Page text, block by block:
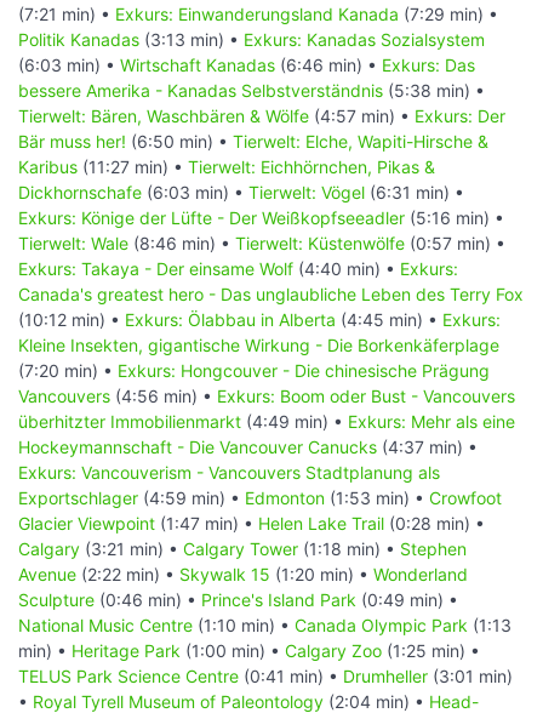
(7:21 min) • Exkurs: Einwanderungsland Kanada (7:29 min) •
Politik Kanadas (3:13 min) • Exkurs: Kanadas Sozialsystem
(6:03 min) • Wirtschaft Kanadas (6:46 min) • Exkurs: Das
bessere Amerika - Kanadas Selbstverständnis (5:38 min) •
Tierwelt: Bären, Waschbären & Wölfe (4:57 min) • Exkurs: Der
Bär muss her! (6:50 min) • Tierwelt: Elche, Wapiti-Hirsche &
Karibus (11:27 min) • Tierwelt: Eichhörnchen, Pikas &
Dickhornschafe (6:03 min) • Tierwelt: Vögel (6:31 min) •
Exkurs: Könige der Lüfte - Der Weißkopfseeadler (5:16 min) •
Tierwelt: Wale (8:46 min) • Tierwelt: Küstenwölfe (0:57 min) •
Exkurs: Takaya - Der einsame Wolf (4:40 min) • Exkurs:
Canada's greatest hero - Das unglaubliche Leben des Terry Fox
(10:12 min) • Exkurs: Ölabbau in Alberta (4:45 min) • Exkurs:
Kleine Insekten, gigantische Wirkung - Die Borkenkäferplage
(7:20 min) • Exkurs: Hongcouver - Die chinesische Prägung
Vancouvers (4:56 min) • Exkurs: Boom oder Bust - Vancouvers
überhitzter Immobilienmarkt (4:49 min) • Exkurs: Mehr als eine
Hockeymannschaft - Die Vancouver Canucks (4:37 min) •
Exkurs: Vancouverism - Vancouvers Stadtplanung als
Exportschlager (4:59 min) • Edmonton (1:53 min) • Crowfoot
Glacier Viewpoint (1:47 min) • Helen Lake Trail (0:28 min) •
Calgary (3:21 min) • Calgary Tower (1:18 min) • Stephen
Avenue (2:22 min) • Skywalk 15 (1:20 min) • Wonderland
Sculpture (0:46 min) • Prince's Island Park (0:49 min) •
National Music Centre (1:10 min) • Canada Olympic Park (1:13
min) • Heritage Park (1:00 min) • Calgary Zoo (1:25 min) •
TELUS Park Science Centre (0:41 min) • Drumheller (3:01 min)
• Royal Tyrell Museum of Paleontology (2:04 min) • Head-